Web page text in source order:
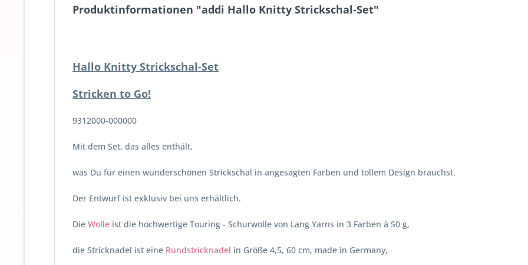
Produktinformationen "addi Hallo Knitty Strickschal-Set"
Hallo Knitty Strickschal-Set
Stricken to Go!
9312000-000000
Mit dem Set, das alles enthält,
was Du für einen wunderschönen Strickschal in angesagten Farben und tollem Design brauchst.
Der Entwurf ist exklusiv bei uns erhältlich.
Die Wolle ist die hochwertige Touring - Schurwolle von Lang Yarns in 3 Farben à 50 g,
die Stricknadel ist eine Rundstricknadel in Größe 4,5, 60 cm, made in Germany,